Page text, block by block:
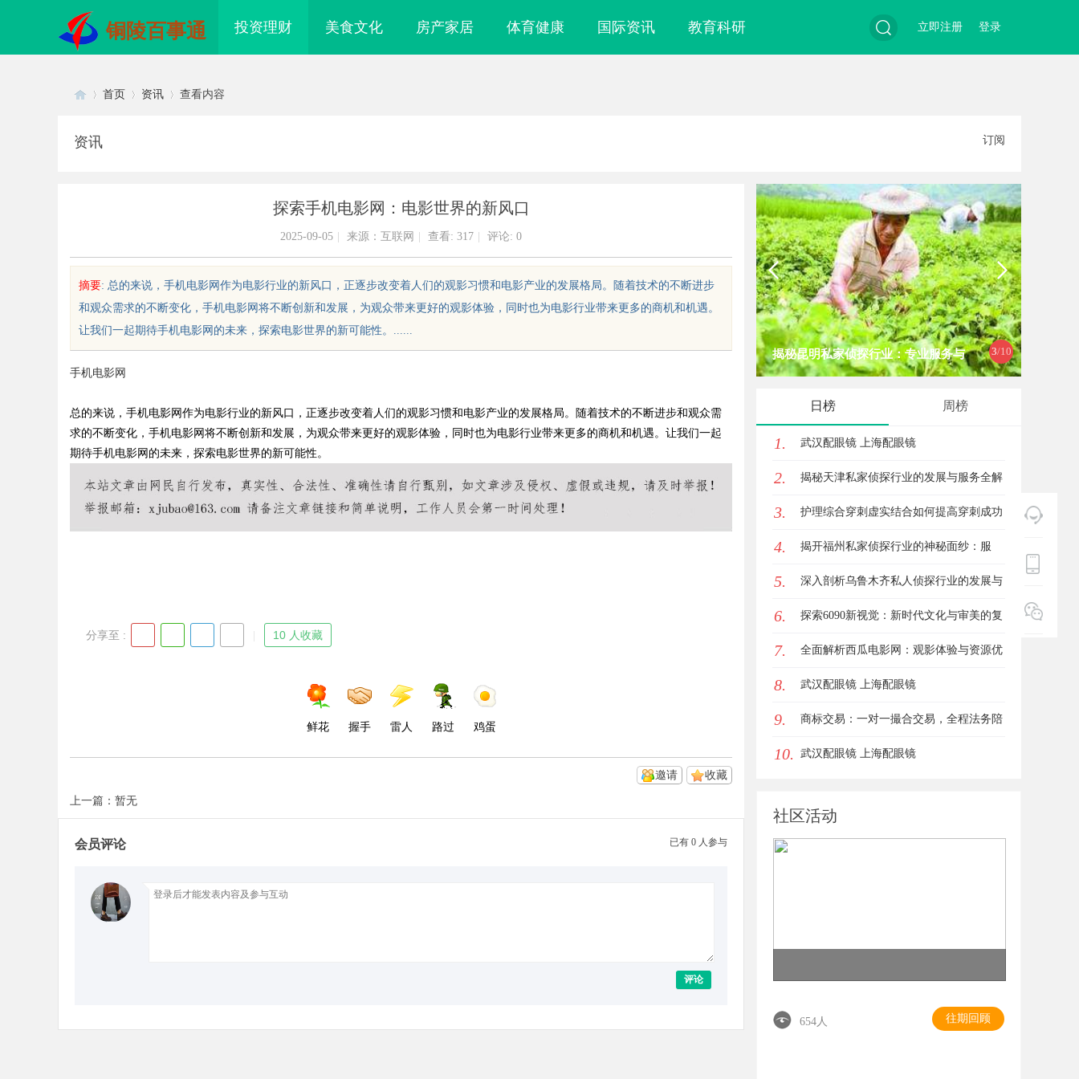
铜陵百事通 投资理财 美食文化 房产家居 体育健康 国际资讯 教育科研
索
登录
立即注册
sc
Bo
首页 资讯 查看内容
资讯 订阅
探索手机电影网：电影世界的新风口
2025-09-05 来源：互联网 查看: 317 评论: 0
摘要: 总的来说，手机电影网作为电影行业的新风口，正逐步改变着人们的观影习惯和电影产业的发展格局。随着技术的不断进步
和观众需求的不断变化，手机电影网将不断创新和发展，为观众带来更好的观影体验，同时也为电影行业带来更多的商机和机遇。
让我们一起期待手机电影网的未来，探索电影世界的新可能性。......
手机电影网
总的来说，手机电影网作为电影行业的新风口，正逐步改变着人们的观影习惯和电影产业的发展格局。随着技术的不断进步和观众需
求的不断变化，手机电影网将不断创新和发展，为观众带来更好的观影体验，同时也为电影行业带来更多的商机和机遇。让我们一起
期待手机电影网的未来，探索电影世界的新可能性。
分享至 : 10 人收藏
鲜花 握手 雷人 路过 鸡蛋
收藏
邀请
上一篇：暂无
已有 0 人参与
会员评论
评论
3/10
家侦探：揭秘现代城市的隐秘 制造业的“工艺护城河”：商业秘密律 武汉配眼镜 上海配眼镜 揭秘昆明私家侦探行业：专业服务与
日榜 周榜
1. 武汉配眼镜 上海配眼镜
2. 揭秘天津私家侦探行业的发展与服务全解
析
3. 护理综合穿刺虚实结合如何提高穿刺成功
率？立方幻境给出答案
4. 揭开福州私家侦探行业的神秘面纱：服
务、优势与法律解析
5. 深入剖析乌鲁木齐私人侦探行业的发展与
应用现状
6. 探索6090新视觉：新时代文化与审美的复
兴与创新
7. 全面解析西瓜电影网：观影体验与资源优
势深度探讨
8. 武汉配眼镜 上海配眼镜
9. 商标交易：一对一撮合交易，全程法务陪
同签约
10. 武汉配眼镜 上海配眼镜
社区活动
654人 往期回顾